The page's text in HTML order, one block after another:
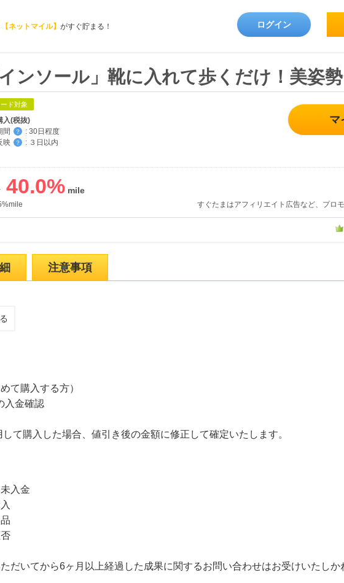
【ネットマイル】 がすぐ貯まる！ ログイン
ンソール」靴に入れて歩くだけ！美姿
ド対象
入(税抜)
間
？ : 30日程度
映
？ : ３日以内
マ
40.0%
すぐたまはアフィリエイト広告など、プロ
注意事項
て購入する方）
入金確認
て購入した場合、値引き後の金額に修正して確定いたします。
入金
だいてから6ヶ月以上経過した成果に関するお問い合わせはお受けいたしか